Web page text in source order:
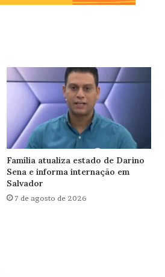
Família atualiza estado de Darino
Sena e informa internação em
Salvador
7 de agosto de 2026